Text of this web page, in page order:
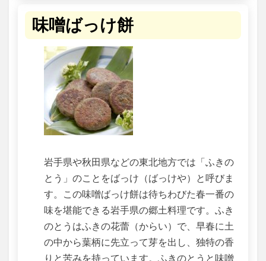
味噌ばっけ餅
岩手県や秋田県などの東北地方では「ふきの
とう」のことをばっけ（ばっけや）と呼びま
す。この味噌ばっけ餅は待ちわびた春一番の
味を堪能できる岩手県の郷土料理です。ふき
のとうはふきの花蕾（からい）で、早春に土
の中から葉柄に先立って芽を出し、独特の香
りと苦みを持っています。ふきのとうと味噌